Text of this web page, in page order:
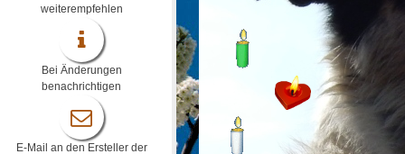
weiterempfehlen
Bei Änderungen
benachrichtigen
E-Mail an den Ersteller der